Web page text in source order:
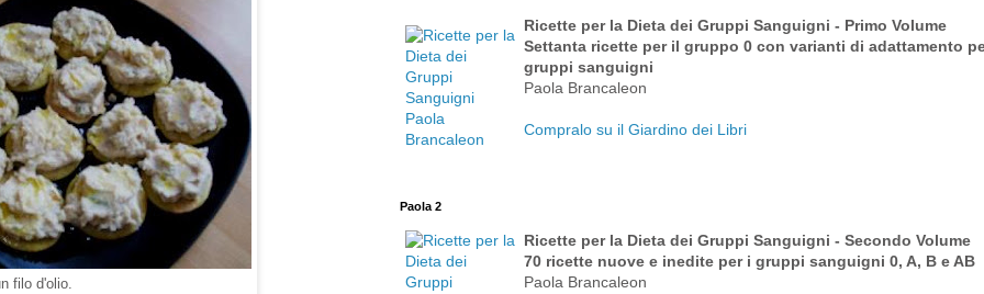
filo d'olio.
Ricette per la Dieta dei Gruppi Sanguigni - Primo Volume
Settanta ricette per il gruppo 0 con varianti di adattamento
gruppi sanguigni
Paola Brancaleon
Compralo su il Giardino dei Libri
Paola 2
Ricette per la Dieta dei Gruppi Sanguigni - Secondo Volume
70 ricette nuove e inedite per i gruppi sanguigni 0, A, B e AB
Paola Brancaleon